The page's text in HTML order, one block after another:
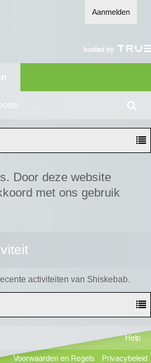
Aanmelden
...
oe
ke
n
Door deze website
met ons gebruik
activiteiten van Shiskebab.
Help
Voorwaarden en Regels
Privacybeleid